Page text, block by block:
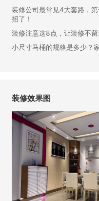
装修公司最常见4大套路，
招了！
装修注意这8点，让装修不
小尺寸马桶的规格是多少？
装修效果图